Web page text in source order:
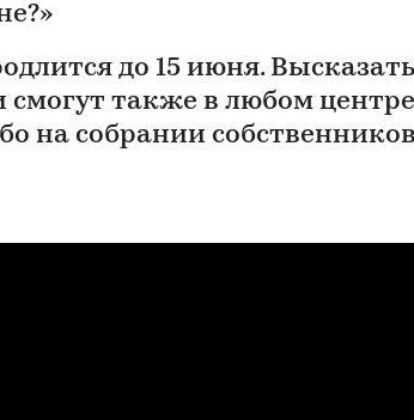
до 15 июня.
также в любом
на собрании собственников